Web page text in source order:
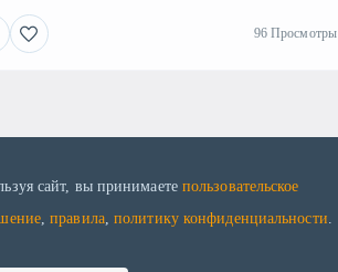
96 Просмотры
сайт, вы принимаете пользовательское
,правила,политику конфиденциальности